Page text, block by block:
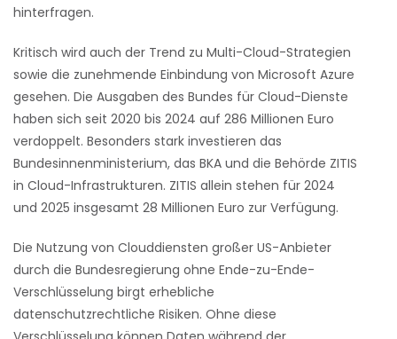
hinterfragen.
Kritisch wird auch der Trend zu Multi-Cloud-Strategien
sowie die zunehmende Einbindung von Microsoft Azure
gesehen. Die Ausgaben des Bundes für Cloud-Dienste
haben sich seit 2020 bis 2024 auf 286 Millionen Euro
verdoppelt. Besonders stark investieren das
Bundesinnenministerium, das BKA und die Behörde ZITIS
in Cloud-Infrastrukturen. ZITIS allein stehen für 2024
und 2025 insgesamt 28 Millionen Euro zur Verfügung.
Die Nutzung von Clouddiensten großer US-Anbieter
durch die Bundesregierung ohne Ende-zu-Ende-
Verschlüsselung birgt erhebliche
datenschutzrechtliche Risiken. Ohne diese